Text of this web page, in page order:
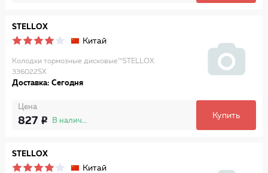
STELLOX
Китай
Колодки тормозные дисковые™STELLOX
336022SX
Доставка: Сегодня
Цена
827 В наличии
Купить
STELLOX
Китай